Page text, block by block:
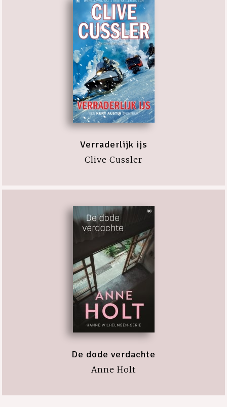
Verraderlijk ijs
Clive Cussler
De dode verdachte
Anne Holt